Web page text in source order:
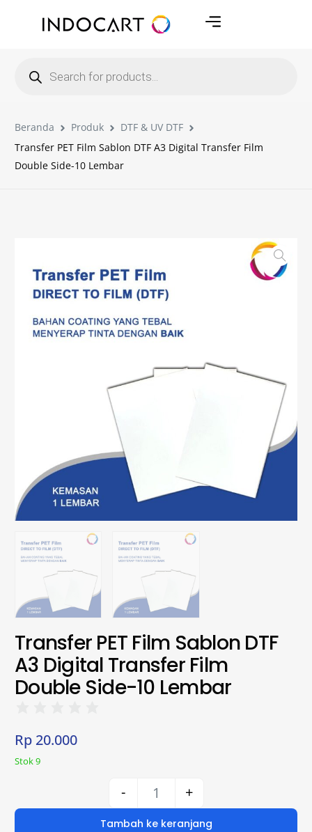
Beranda Produk
DTF & UV DTF
Transfer PET Film Sablon DTF A3 Digital Transfer Film
Double Side-10 Lembar
Transfer PET Film Sablon DTF
A3 Digital Transfer Film
Double Side-10 Lembar
Rp 20.000
Stok 9
- +
Tambah ke keranjang